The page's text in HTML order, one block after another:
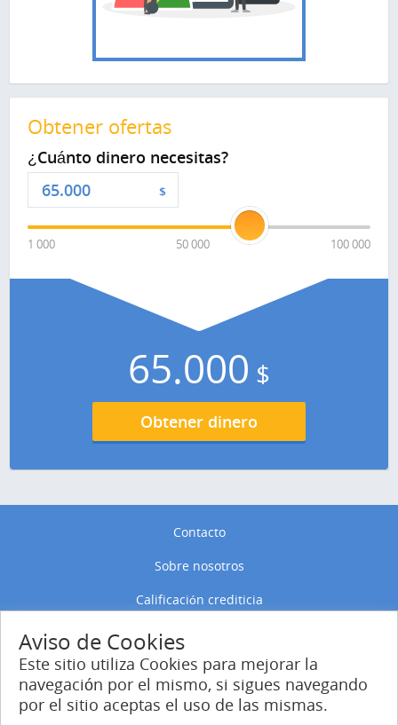
Obtener ofertas
¿Cuánto dinero necesitas?
$
1 000 50 000 100 000
65.000 $
Obtener dinero
Contacto
Sobre nosotros
Calificación crediticia
Política de privacidad
Política de Cookies
Entrar
Aviso de Cookies
Este sitio utiliza Cookies para mejorar la
navegación por el mismo, si sigues navegando
por el sitio aceptas el uso de las mismas.